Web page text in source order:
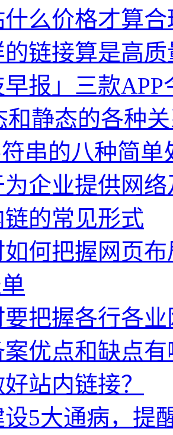
么价格才算合
链接算是高
早报」三款
和静态的各种
串的八种简单
企业提供网
链的常见形式
何把握网页布
要把握各行各
案优点和缺点
站内链接？
设5大通病，提